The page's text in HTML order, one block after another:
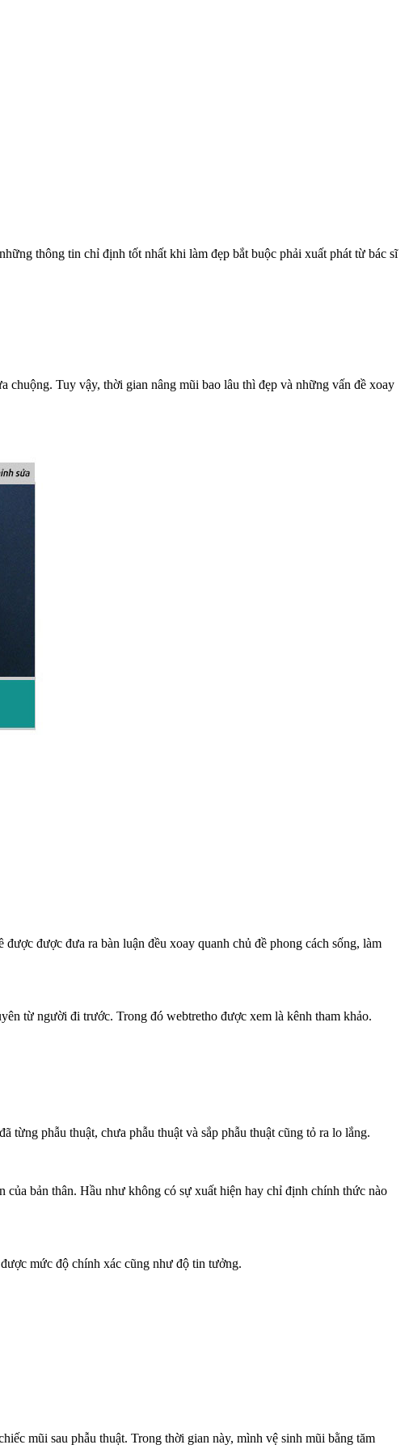
thông tin chỉ định tốt nhất khi làm đẹp bắt buộc phải xuất phát từ bác sĩ
Tuy vậy, thời gian nâng mũi bao lâu thì đẹp và những vấn đề xoay
được đưa ra bàn luận đều xoay quanh chủ đề phong cách sống, làm
từ người đi trước. Trong đó webtretho được xem là kênh tham khảo.
phẫu thuật, chưa phẫu thuật và sắp phẫu thuật cũng tỏ ra lo lắng.
bản thân. Hầu như không có sự xuất hiện hay chỉ định chính thức nào
mức độ chính xác cũng như độ tin tưởng.
mũi sau phẫu thuật. Trong thời gian này, mình vệ sinh mũi bằng tăm